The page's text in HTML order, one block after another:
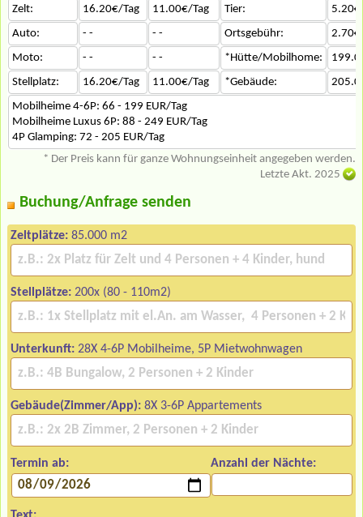
Zelt: 16.20€/Tag 11.00€/Tag Tier:
Auto:
- - - - Ortsgebühr:
Moto:
- - - - *Hütte/Mobilhome:
Stellplatz:
16.20€/Tag 11.00€/Tag *Gebäude:
Mobilheime 4-6P: 66 - 199 EUR/Tag
Mobilheime Luxus 6P: 88 - 249 EUR/Tag
4P Glamping: 72 - 205 EUR/Tag
* Der Preis kann für ganze Wohnungseinheit angegeben werden.
Letzte Akt. 2025
Buchung/Anfrage senden
Zeltplätze: 85.000 m2
Stellplätze: 200x (80 - 110m2)
Unterkunft: 28X 4-6P Mobilheime, 5P Mietwohnwagen
Gebäude(Zimmer/App): 8X 3-6P Appartements
Termin ab: Anzahl der Nächte: